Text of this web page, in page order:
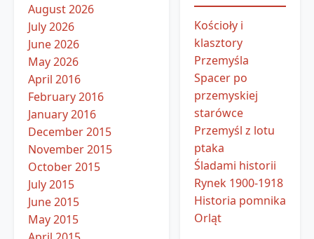
August 2026
July 2026
June 2026
May 2026
April 2016
February 2016
January 2016
December 2015
November 2015
October 2015
July 2015
June 2015
May 2015
Kościoły i
klasztory
Przemyśla
Spacer po
przemyskiej
starówce
Przemyśl z lotu
ptaka
Śladami historii
Rynek 1900-1918
Historia pomnika
Orląt